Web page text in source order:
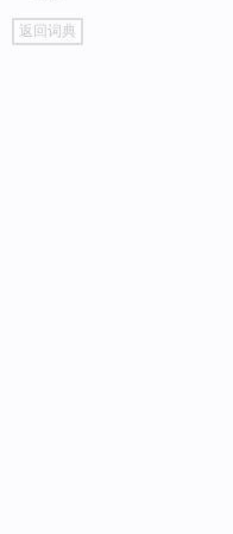
go
top
返回词典